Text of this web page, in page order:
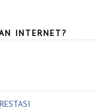
INTERNET?